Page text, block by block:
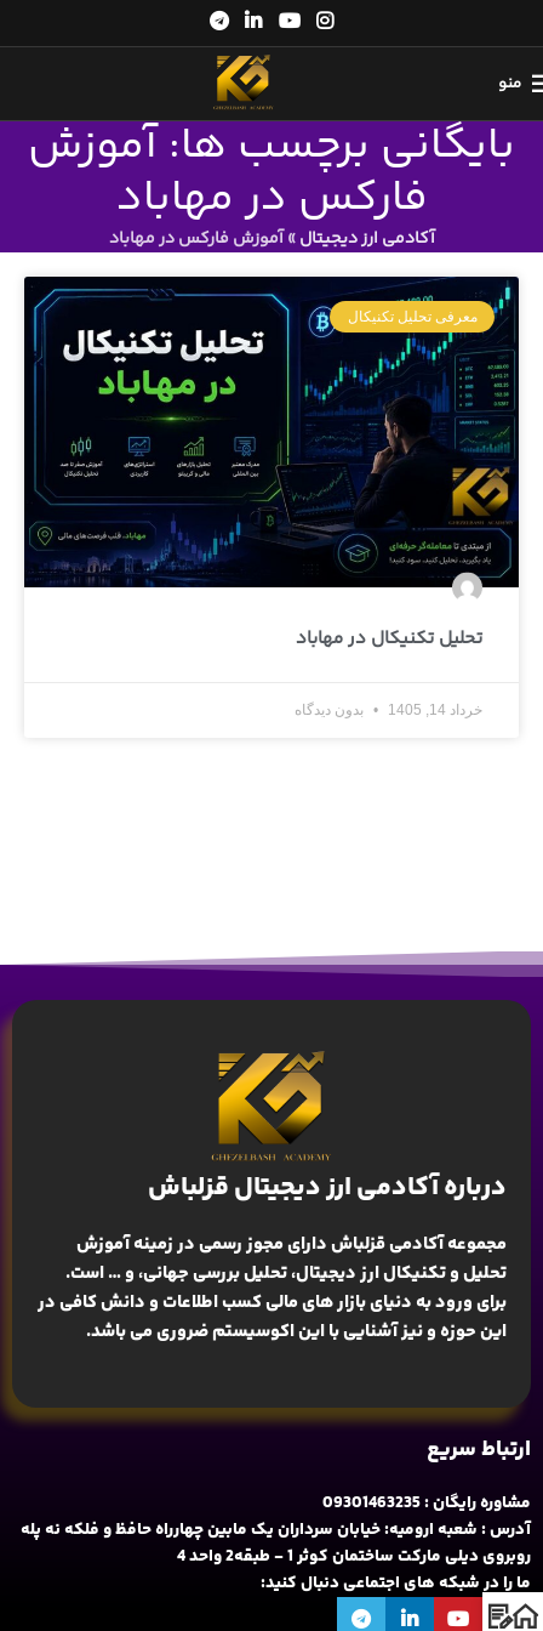
منو
بایگانی برچسب ها: آموزش
فارکس در مهاباد
آکادمی ارز دیجیتال»آموزش فارکس در مهاباد
معرفی تحلیل تکنیکال
تحلیل تکنیکال در مهاباد
خرداد 14, 1405 بدون دیدگاه
درباره آکادمی ارز دیجیتال قزلباش
مجموعه آکادمی قزلباش دارای مجوز رسمی در زمینهآموزش
تحلیل و تکنیکال ارز دیجیتال، تحلیل بررسی جهانی، و … است.
برای ورود به دنیای بازار های مالی کسب اطلاعات و دانش کافی در
این حوزه و نیز آشنایی با این اکوسیستم ضروری می باشد.
ارتباط سریع
مشاوره رایگان : 09301463235
آدرس : شعبه ارومیه: خیابان سرداران یک مابین چهارراه حافظ و فلکه نه پله
روبروی دیلی مارکت ساختمان کوثر 1 - طبقه2 واحد 4
ما را در شبکه های اجتماعی دنبال کنید: